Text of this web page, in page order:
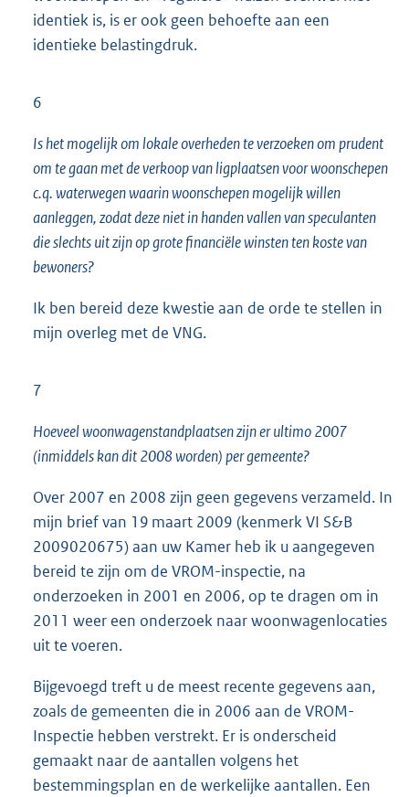
identiek is, is er ook geen behoefte aan een
identieke belastingdruk.
6
Is het mogelijk om lokale overheden te verzoeken om prudent
om te gaan met de verkoop van ligplaatsen voor woonschepen
c.q. waterwegen waarin woonschepen mogelijk willen
aanleggen, zodat deze niet in handen vallen van speculanten
die slechts uit zijn op grote financiële winsten ten koste van
bewoners?
Ik ben bereid deze kwestie aan de orde te stellen in
mijn overleg met de VNG.
7
Hoeveel woonwagenstandplaatsen zijn er ultimo 2007
(inmiddels kan dit 2008 worden) per gemeente?
Over 2007 en 2008 zijn geen gegevens verzameld. In
mijn brief van 19 maart 2009 (kenmerk VI S&B
2009020675) aan uw Kamer heb ik u aangegeven
bereid te zijn om de VROM-inspectie, na
onderzoeken in 2001 en 2006, op te dragen om in
2011 weer een onderzoek naar woonwagenlocaties
uit te voeren.
Bijgevoegd treft u de meest recente gegevens aan,
zoals de gemeenten die in 2006 aan de VROM-
Inspectie hebben verstrekt. Er is onderscheid
gemaakt naar de aantallen volgens het
bestemmingsplan en de werkelijke aantallen. Een